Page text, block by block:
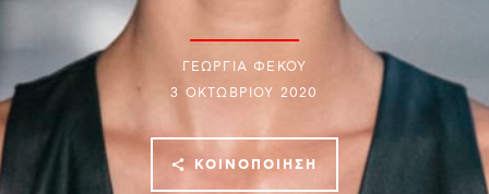
ΓΕΩΡΓΙΑ ΦΕΚΟΥ
3 ΟΚΤΩΒΡΊΟΥ 2020
ΚΟΙΝΟΠΟΊΗΣΗ